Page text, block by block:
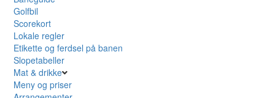
Golfbil
Scorekort
Lokale regler
Etikette og ferdsel på banen
Slopetabeller
Mat & drikke
Meny og priser